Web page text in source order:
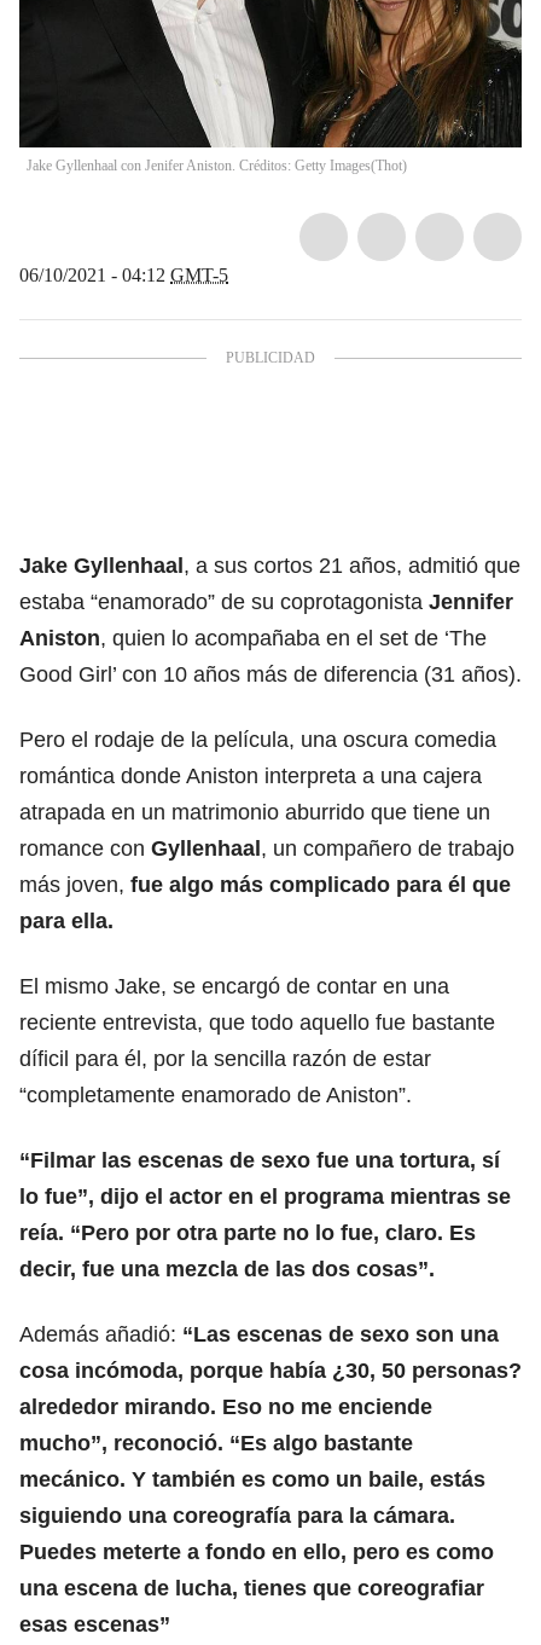
Jake Gyllenhaal con Jenifer Aniston. Créditos: Getty Images(Thot)
06/10/2021 - 04:12 GMT-5
Jake Gyllenhaal, a sus cortos 21 años, admitió que
estaba “enamorado” de su coprotagonista Jennifer
Aniston, quien lo acompañaba en el set de ‘The
Good Girl’ con 10 años más de diferencia (31 años).
Pero el rodaje de la película, una oscura comedia
romántica donde Aniston interpreta a una cajera
atrapada en un matrimonio aburrido que tiene un
romance con Gyllenhaal, un compañero de trabajo
más joven, fue algo más complicado para él que
para ella.
El mismo Jake, se encargó de contar en una
reciente entrevista, que todo aquello fue bastante
díficil para él, por la sencilla razón de estar
“completamente enamorado de Aniston”.
“Filmar las escenas de sexo fue una tortura, sí
lo fue”, dijo el actor en el programa mientras se
reía. “Pero por otra parte no lo fue, claro. Es
decir, fue una mezcla de las dos cosas”.
Además añadió: “Las escenas de sexo son una
cosa incómoda, porque había ¿30, 50 personas?
alrededor mirando. Eso no me enciende
mucho”, reconoció. “Es algo bastante
mecánico. Y también es como un baile, estás
siguiendo una coreografía para la cámara.
Puedes meterte a fondo en ello, pero es como
una escena de lucha, tienes que coreografiar
esas escenas”